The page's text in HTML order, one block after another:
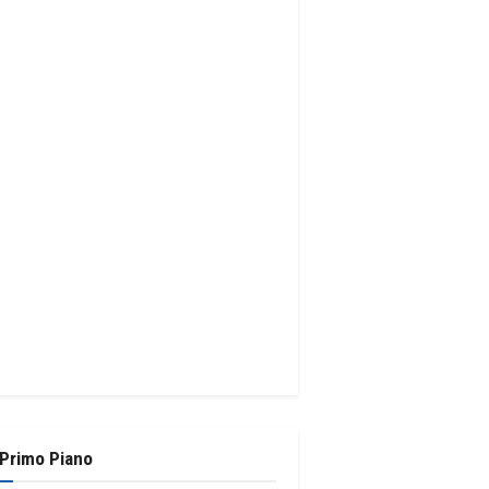
Piano